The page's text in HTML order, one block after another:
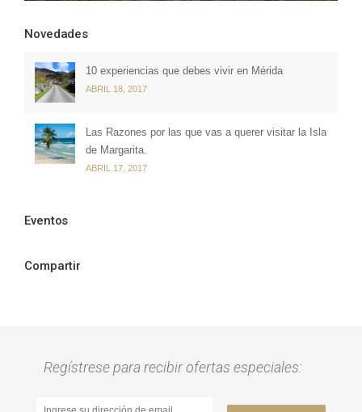
Novedades
10 experiencias que debes vivir en Mérida
ABRIL 18, 2017
Las Razones por las que vas a querer visitar la Isla
de Margarita.
ABRIL 17, 2017
Eventos
Compartir
Regístrese para recibir ofertas especiales: